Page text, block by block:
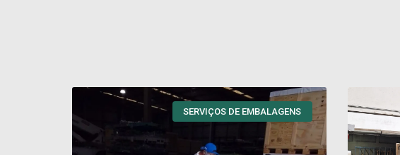
SERVIÇOS DE EMBALAGENS